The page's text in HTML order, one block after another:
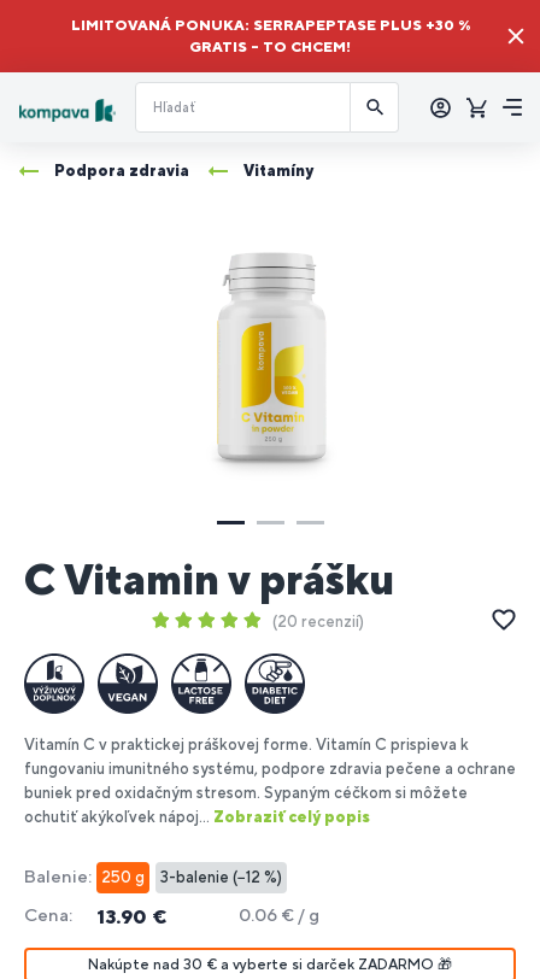
LIMITOVANÁ PONUKA: SERRAPEPTASE PLUS +30 %
GRATIS – TO CHCEM!
sa
Košík
Podpora zdravia Vitamíny
C Vitamin v prášku
20 recenzií
Vitamín C v praktickej práškovej forme. Vitamín C prispieva k
fungovaniu imunitného systému, podpore zdravia pečene a ochrane
buniek pred oxidačným stresom. Sypaným céčkom si môžete
ochutiť akýkoľvek nápoj... Zobraziť celý popis
Balenie: 250 g 3-balenie (−12 %)
Cena: 13.90 € 0.06 € / g
Nakúpte nad 30 € a vyberte si darček ZADARMO 🎁